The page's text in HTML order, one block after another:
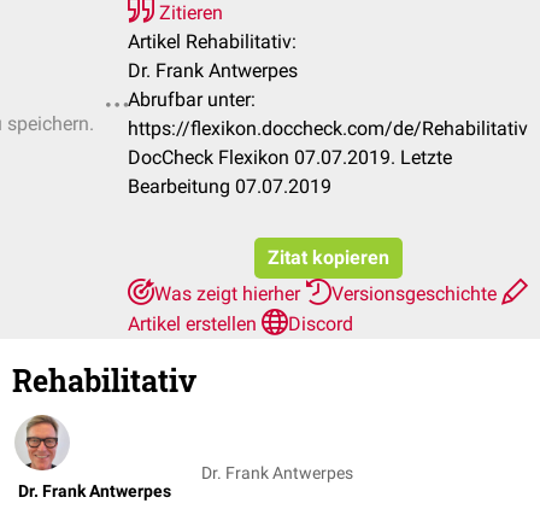
speichern.
Zitieren
Artikel Rehabilitativ:
Dr. Frank Antwerpes
Abrufbar unter:
https://flexikon.doccheck.com/de/Rehabilitativ
DocCheck Flexikon 07.07.2019. Letzte
Bearbeitung 07.07.2019
Zitat kopieren
Was zeigt hierher
Versionsgeschichte
Artikel erstellen
Discord
Rehabilitativ
Dr. Frank Antwerpes
Dr. Frank Antwerpes